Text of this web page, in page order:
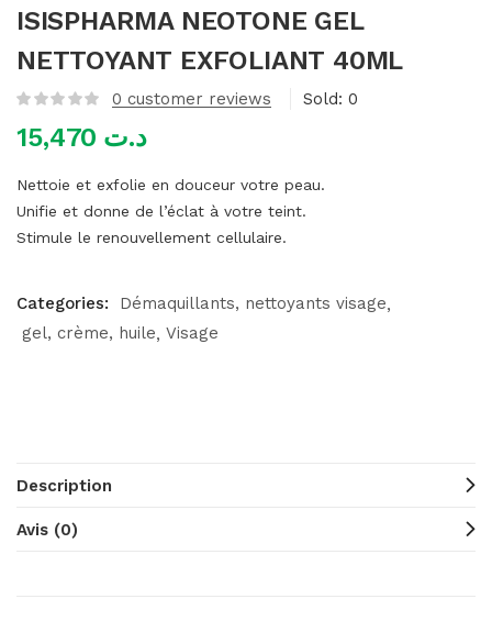
ISISPHARMA NEOTONE GEL
NETTOYANT EXFOLIANT 40ML
0 customer reviews Sold: 0
د.ت
Nettoie et exfolie en douceur votre peau.
Unifie et donne de l’éclat à votre teint.
Stimule le renouvellement cellulaire.
Categories:
Démaquillants, nettoyants visage
gel, crème, huile Visage
Description
Avis (0)